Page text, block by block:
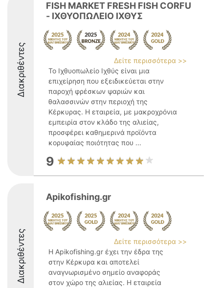
Διακριθέντες
FISH MARKET FRESH FISH CORFU
- ΙΧΘΥΟΠΩΛΕΙΟ ΙΧΘΥΣ
Δείτε περισσότερα >>
Το Ιχθυοπωλείο Ιχθύς είναι μια
επιχείρηση που εξειδικεύεται στην
παροχή φρέσκων ψαριών και
θαλασσινών στην περιοχή της
Κέρκυρας. Η εταιρεία, με μακροχρόνια
εμπειρία στον κλάδο της αλιείας,
προσφέρει καθημερινά προϊόντα
κορυφαίας ποιότητας που ...
9
Διακριθέντες
Apikofishing.gr
Δείτε περισσότερα >>
Η Apikofishing.gr έχει την έδρα της
στην Κέρκυρα και αποτελεί
αναγνωρισμένο σημείο αναφοράς
στον χώρο της αλιείας. Η εταιρεία